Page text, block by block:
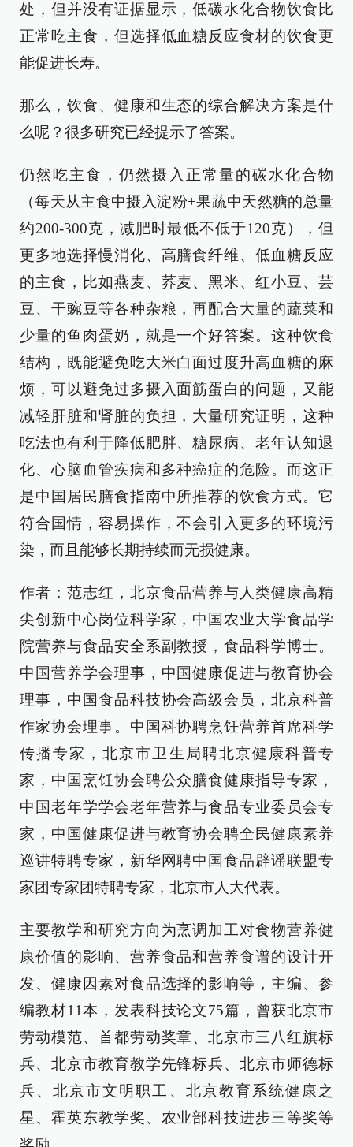
处，但并没有证据显示，低碳水化合物饮食比
正常吃主食，但选择低血糖反应食材的饮食更
能促进长寿。
那么，饮食、健康和生态的综合解决方案是什
么呢？很多研究已经提示了答案。
仍然吃主食，仍然摄入正常量的碳水化合物
（每天从主食中摄入淀粉+果蔬中天然糖的总量
约200-300克，减肥时最低不低于120克），但
更多地选择慢消化、高膳食纤维、低血糖反应
的主食，比如燕麦、荞麦、黑米、红小豆、芸
豆、干豌豆等各种杂粮，再配合大量的蔬菜和
少量的鱼肉蛋奶，就是一个好答案。这种饮食
结构，既能避免吃大米白面过度升高血糖的麻
烦，可以避免过多摄入面筋蛋白的问题，又能
减轻肝脏和肾脏的负担，大量研究证明，这种
吃法也有利于降低肥胖、糖尿病、老年认知退
化、心脑血管疾病和多种癌症的危险。而这正
是中国居民膳食指南中所推荐的饮食方式。它
符合国情，容易操作，不会引入更多的环境污
染，而且能够长期持续而无损健康。
作者：范志红，北京食品营养与人类健康高精
尖创新中心岗位科学家，中国农业大学食品学
院营养与食品安全系副教授，食品科学博士。
中国营养学会理事，中国健康促进与教育协会
理事，中国食品科技协会高级会员，北京科普
作家协会理事。中国科协聘烹饪营养首席科学
传播专家，北京市卫生局聘北京健康科普专
家，中国烹饪协会聘公众膳食健康指导专家，
中国老年学学会老年营养与食品专业委员会专
家，中国健康促进与教育协会聘全民健康素养
巡讲特聘专家，新华网聘中国食品辟谣联盟专
家团专家团特聘专家，北京市人大代表。
主要教学和研究方向为烹调加工对食物营养健
康价值的影响、营养食品和营养食谱的设计开
发、健康因素对食品选择的影响等，主编、参
编教材11本，发表科技论文75篇，曾获北京市
劳动模范、首都劳动奖章、北京市三八红旗标
兵、北京市教育教学先锋标兵、北京市师德标
兵、北京市文明职工、北京教育系统健康之
星、霍英东教学奖、农业部科技进步三等奖等